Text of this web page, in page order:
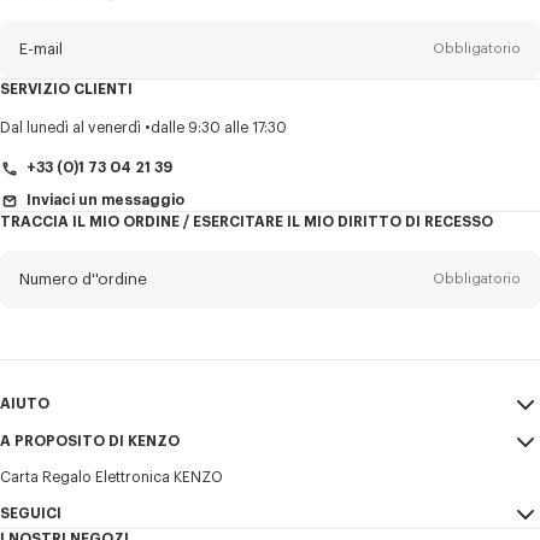
E-mail Obbligatorio
TitoloObbligatorio
che possono essere personalizzati, in particolare sui social network e
SERVIZIO CLIENTI
Dal lunedì al venerdì dalle 9:30 alle 17:30
+33 (0)1 73 04 21 39
Inviaci un messaggio
TRACCIA IL MIO ORDINE / ESERCITARE IL MIO DIRITTO DI RECESSO
Numero d''ordine Obbligatorio
AIUTO
Il mio account
Guida alle taglie
FAQ
A PROPOSITO DI KENZO
Condizioni di vendita
Note Legali e Termini di utilizzo
Carta Regalo Elettronica KENZO
SEGUICI